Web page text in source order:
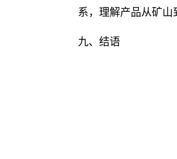
系，理解产品从矿山
九、结语